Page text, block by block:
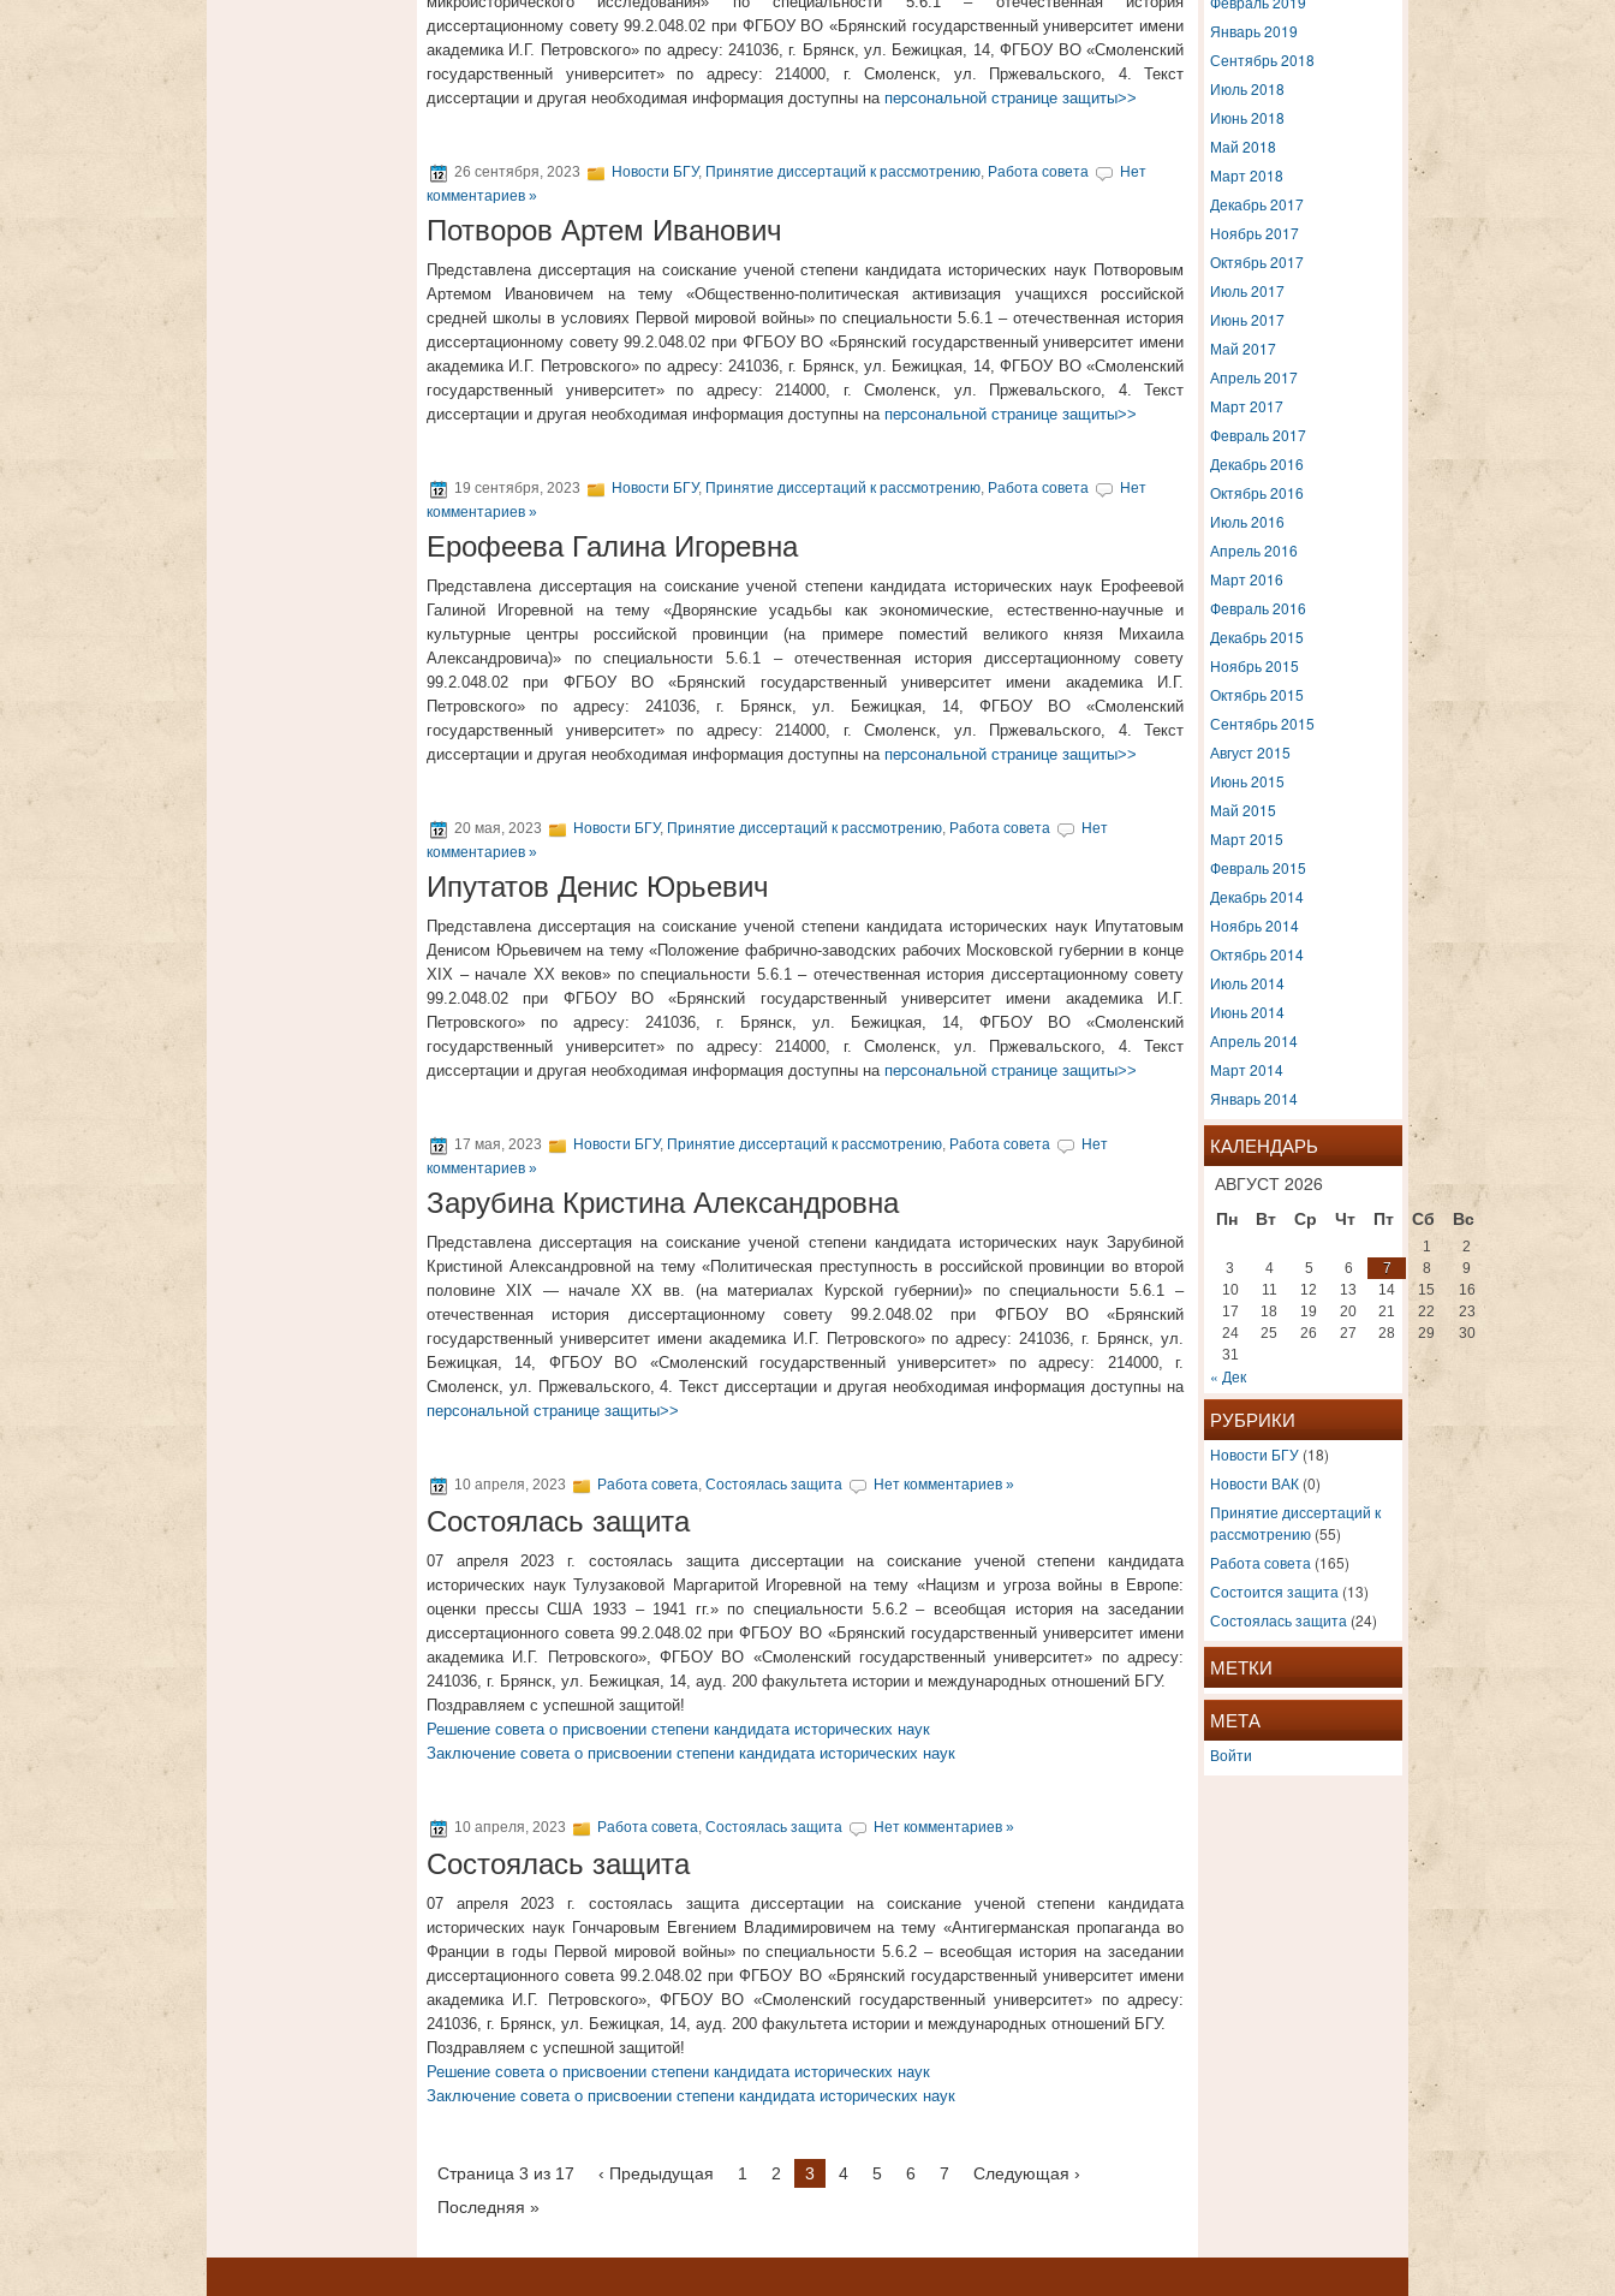
диссертационному совету 99.2.048.02 при ФГБОУ ВО «Брянский государственный университет имени
академика И.Г. Петровского» по адресу: 241036, г. Брянск, ул. Бежицкая, 14, ФГБОУ ВО «Смоленский
государственный университет» по адресу: 214000, г. Смоленск, ул. Пржевальского, 4. Текст
диссертации и другая необходимая информация доступны на персональной странице защиты>>
26 сентября, 2023 Новости БГУ, Принятие диссертаций к рассмотрению, Работа совета
Нет
комментариев »
Потворов Артем Иванович
Представлена диссертация на соискание ученой степени кандидата исторических наук Потворовым
Артемом Ивановичем на тему «Общественно-политическая активизация учащихся российской
средней школы в условиях Первой мировой войны» по специальности 5.6.1 – отечественная история
диссертационному совету 99.2.048.02 при ФГБОУ ВО «Брянский государственный университет имени
академика И.Г. Петровского» по адресу: 241036, г. Брянск, ул. Бежицкая, 14, ФГБОУ ВО «Смоленский
государственный университет» по адресу: 214000, г. Смоленск, ул. Пржевальского, 4. Текст
диссертации и другая необходимая информация доступны на персональной странице защиты>>
19 сентября, 2023 Новости БГУ, Принятие диссертаций к рассмотрению, Работа совета
Нет
комментариев »
Ерофеева Галина Игоревна
Представлена диссертация на соискание ученой степени кандидата исторических наук Ерофеевой
Галиной Игоревной на тему «Дворянские усадьбы как экономические, естественно-научные и
культурные центры российской провинции (на примере поместий великого князя Михаила
Александровича)» по специальности 5.6.1 – отечественная история диссертационному совету
99.2.048.02 при ФГБОУ ВО «Брянский государственный университет имени академика И.Г.
Петровского» по адресу: 241036, г. Брянск, ул. Бежицкая, 14, ФГБОУ ВО «Смоленский
государственный университет» по адресу: 214000, г. Смоленск, ул. Пржевальского, 4. Текст
диссертации и другая необходимая информация доступны на персональной странице защиты>>
20 мая, 2023 Новости БГУ, Принятие диссертаций к рассмотрению, Работа совета
Нет
комментариев »
Ипутатов Денис Юрьевич
Представлена диссертация на соискание ученой степени кандидата исторических наук Ипутатовым
Денисом Юрьевичем на тему «Положение фабрично-заводских рабочих Московской губернии в конце
XIX – начале XX веков» по специальности 5.6.1 – отечественная история диссертационному совету
99.2.048.02 при ФГБОУ ВО «Брянский государственный университет имени академика И.Г.
Петровского» по адресу: 241036, г. Брянск, ул. Бежицкая, 14, ФГБОУ ВО «Смоленский
государственный университет» по адресу: 214000, г. Смоленск, ул. Пржевальского, 4. Текст
диссертации и другая необходимая информация доступны на персональной странице защиты>>
17 мая, 2023 Новости БГУ, Принятие диссертаций к рассмотрению, Работа совета
Нет
комментариев »
Зарубина Кристина Александровна
Представлена диссертация на соискание ученой степени кандидата исторических наук Зарубиной
Кристиной Александровной на тему «Политическая преступность в российской провинции во второй
половине XIX — начале XX вв. (на материалах Курской губернии)» по специальности 5.6.1 –
отечественная история диссертационному совету 99.2.048.02 при ФГБОУ ВО «Брянский
государственный университет имени академика И.Г. Петровского» по адресу: 241036, г. Брянск, ул.
Бежицкая, 14, ФГБОУ ВО «Смоленский государственный университет» по адресу: 214000, г.
Смоленск, ул. Пржевальского, 4. Текст диссертации и другая необходимая информация доступны на
персональной странице защиты>>
10 апреля, 2023 Работа совета, Состоялась защита Нет комментариев »
Состоялась защита
07 апреля 2023 г. состоялась защита диссертации на соискание ученой степени кандидата
исторических наук Тулузаковой Маргаритой Игоревной на тему «Нацизм и угроза войны в Европе:
оценки прессы США 1933 – 1941 гг.» по специальности 5.6.2 – всеобщая история на заседании
диссертационного совета 99.2.048.02 при ФГБОУ ВО «Брянский государственный университет имени
академика И.Г. Петровского», ФГБОУ ВО «Смоленский государственный университет» по адресу:
241036, г. Брянск, ул. Бежицкая, 14, ауд. 200 факультета истории и международных отношений БГУ.
Поздравляем с успешной защитой!
Решение совета о присвоении степени кандидата исторических наук
Заключение совета о присвоении степени кандидата исторических наук
10 апреля, 2023 Работа совета, Состоялась защита Нет комментариев »
Состоялась защита
07 апреля 2023 г. состоялась защита диссертации на соискание ученой степени кандидата
исторических наук Гончаровым Евгением Владимировичем на тему «Антигерманская пропаганда во
Франции в годы Первой мировой войны» по специальности 5.6.2 – всеобщая история на заседании
диссертационного совета 99.2.048.02 при ФГБОУ ВО «Брянский государственный университет имени
академика И.Г. Петровского», ФГБОУ ВО «Смоленский государственный университет» по адресу:
241036, г. Брянск, ул. Бежицкая, 14, ауд. 200 факультета истории и международных отношений БГУ.
Поздравляем с успешной защитой!
Решение совета о присвоении степени кандидата исторических наук
Заключение совета о присвоении степени кандидата исторических наук
Страница 3 из 17 ‹ Предыдущая 1 2 3 4 5 6 7
Следующая ›
Последняя »
Январь 2019
Сентябрь 2018
Июль 2018
Июнь 2018
Май 2018
Март 2018
Декабрь 2017
Ноябрь 2017
Октябрь 2017
Июль 2017
Июнь 2017
Май 2017
Апрель 2017
Март 2017
Февраль 2017
Декабрь 2016
Октябрь 2016
Июль 2016
Апрель 2016
Март 2016
Февраль 2016
Декабрь 2015
Ноябрь 2015
Октябрь 2015
Сентябрь 2015
Август 2015
Июнь 2015
Май 2015
Март 2015
Февраль 2015
Декабрь 2014
Ноябрь 2014
Октябрь 2014
Июль 2014
Июнь 2014
Апрель 2014
Март 2014
Январь 2014
КАЛЕНДАРЬ
АВГУСТ 2026
Пн
Вт Ср Чт Пт Сб Вс
1
2
3
4 5 6 7 8
9
10
11 12 13 14 15
16
17
18 19 20 21 22
23
24
25 26 27 28 29
30
31
« Дек
РУБРИКИ
Новости БГУ (18)
Новости ВАК (0)
Принятие диссертаций к
рассмотрению (55)
Работа совета (165)
Состоится защита (13)
Состоялась защита (24)
МЕТКИ
МЕТА
Войти